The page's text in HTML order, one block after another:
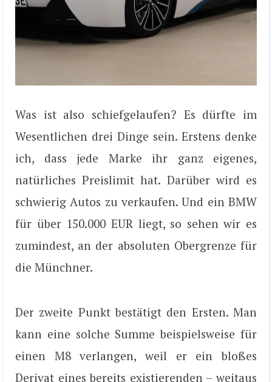
Was ist also schiefgelaufen? Es dürfte im
Wesentlichen drei Dinge sein. Erstens denke
ich, dass jede Marke ihr ganz eigenes,
natürliches Preislimit hat. Darüber wird es
schwierig Autos zu verkaufen. Und ein BMW
für über 150.000 EUR liegt, so sehen wir es
zumindest, an der absoluten Obergrenze für
die Münchner.
Der zweite Punkt bestätigt den Ersten. Man
kann eine solche Summe beispielsweise für
einen M8 verlangen, weil er ein bloßes
Derivat eines bereits existierenden – weitaus